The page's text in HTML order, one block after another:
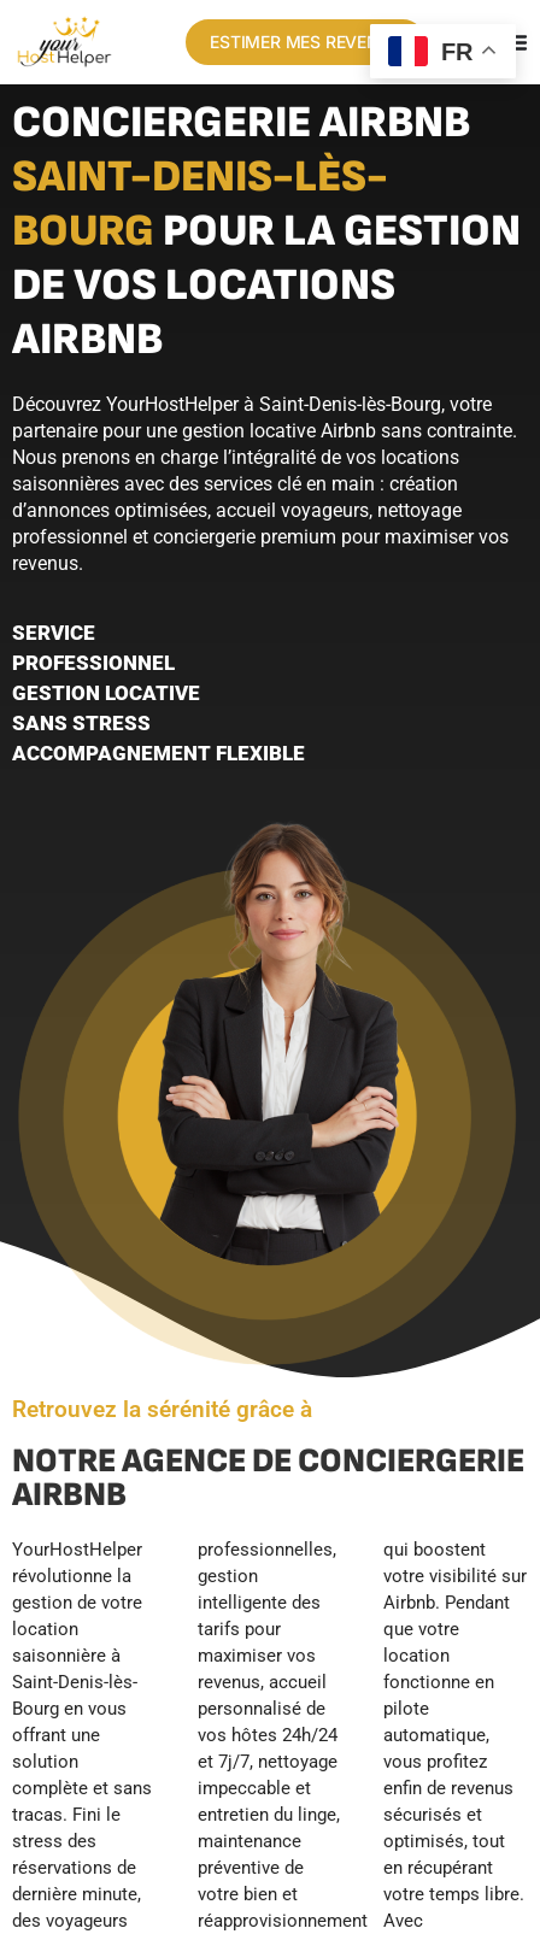
ESTIMER MES REVENUS
CONCIERGERIE AIRBNB
SAINT-DENIS-LÈS-
BOURG POUR LA GESTION
DE VOS LOCATIONS
AIRBNB
Découvrez YourHostHelper à Saint-Denis-lès-Bourg, votre
partenaire pour une gestion locative Airbnb sans contrainte.
Nous prenons en charge l’intégralité de vos locations
saisonnières avec des services clé en main : création
d’annonces optimisées, accueil voyageurs, nettoyage
professionnel et conciergerie premium pour maximiser vos
revenus.
SERVICE
PROFESSIONNEL
GESTION LOCATIVE
SANS STRESS
ACCOMPAGNEMENT FLEXIBLE
Retrouvez la sérénité grâce à
NOTRE AGENCE DE CONCIERGERIE
AIRBNB
YourHostHelper
révolutionne la
gestion de votre
location
saisonnière à
Saint-Denis-lès-
Bourg en vous
offrant une
solution
complète et sans
tracas. Fini le
stress des
réservations de
dernière minute,
des voyageurs
professionnelles,
gestion
intelligente des
tarifs pour
maximiser vos
revenus, accueil
personnalisé de
vos hôtes 24h/24
et 7j/7, nettoyage
impeccable et
entretien du linge,
maintenance
préventive de
votre bien et
réapprovisionnement
qui boostent
votre visibilité sur
Airbnb. Pendant
que votre
location
fonctionne en
pilote
automatique,
vous profitez
enfin de revenus
sécurisés et
optimisés, tout
en récupérant
votre temps libre.
Avec
FR